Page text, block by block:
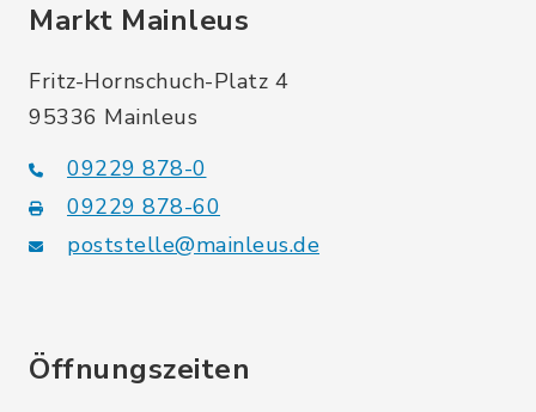
Markt Mainleus
Fritz-Hornschuch-Platz 4
95336 Mainleus
09229 878-0
09229 878-60
poststelle@mainleus.de
Öffnungszeiten